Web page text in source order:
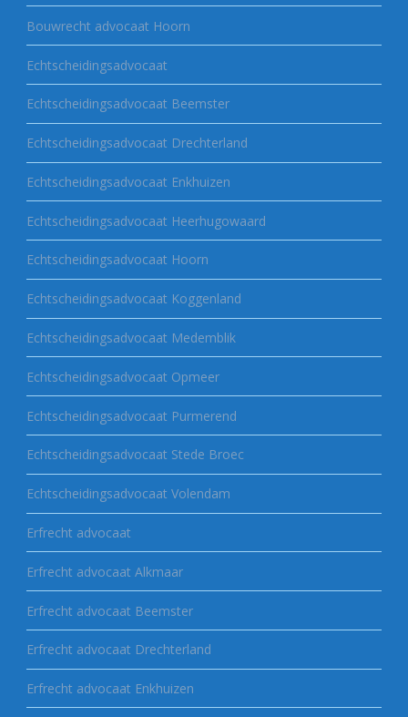
Bouwrecht advocaat Hoorn
Echtscheidingsadvocaat
Echtscheidingsadvocaat Beemster
Echtscheidingsadvocaat Drechterland
Echtscheidingsadvocaat Enkhuizen
Echtscheidingsadvocaat Heerhugowaard
Echtscheidingsadvocaat Hoorn
Echtscheidingsadvocaat Koggenland
Echtscheidingsadvocaat Medemblik
Echtscheidingsadvocaat Opmeer
Echtscheidingsadvocaat Purmerend
Echtscheidingsadvocaat Stede Broec
Echtscheidingsadvocaat Volendam
Erfrecht advocaat
Erfrecht advocaat Alkmaar
Erfrecht advocaat Beemster
Erfrecht advocaat Drechterland
Erfrecht advocaat Enkhuizen